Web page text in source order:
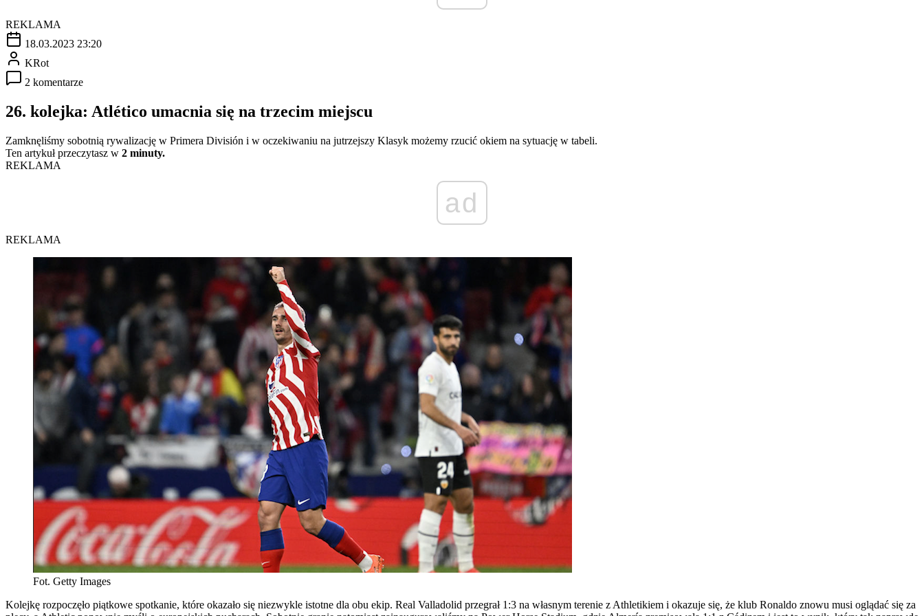
REKLAMA
18.03.2023 23:20
KRot
2 komentarze
26. kolejka: Atlético umacnia się na trzecim miejscu
Zamknęliśmy sobotnią rywalizację w Primera División i w oczekiwaniu na jutrzejszy Klasyk możemy rzucić okiem na sytuację w tabeli.
Ten artykuł przeczytasz w 2 minuty.
REKLAMA
ad
REKLAMA
Fot. Getty Images
Kolejkę rozpoczęło piątkowe spotkanie, które okazało się niezwykle istotne dla obu ekip. Real Valladolid przegrał 1:3 na własnym terenie z Athletikiem i okazuje się, że klub Ronaldo znowu musi oglądać się za